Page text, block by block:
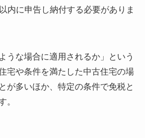
内に申告し納付する必要がありま
うな場合に適用されるか」という
宅や条件を満たした中古住宅の場
が多いほか、特定の条件で免税と
。